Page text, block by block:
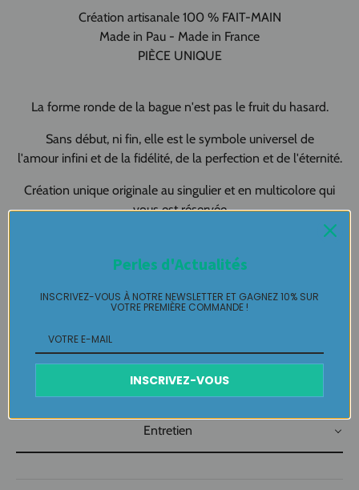
Création artisanale 100 % FAIT-MAIN
Made in Pau - Made in France
PIÈCE UNIQUE
La forme ronde de la bague n'est pas le fruit du hasard.
Sans début, ni fin, elle est le symbole universel de
l'amour infini et de la fidélité, de la perfection et de l'éternité.
Création unique originale au singulier et en multicolore qui
vous est réservée
porté que par celle qui l'adopte et s'en pare ...
Plaisir de Créer, Désir de Plaire !
Retours Gratuits
Entretien
Perles d'Actualités
INSCRIVEZ-VOUS À NOTRE NEWSLETTER ET GAGNEZ 10% SUR
VOTRE PREMIÈRE COMMANDE !
INSCRIVEZ-VOUS